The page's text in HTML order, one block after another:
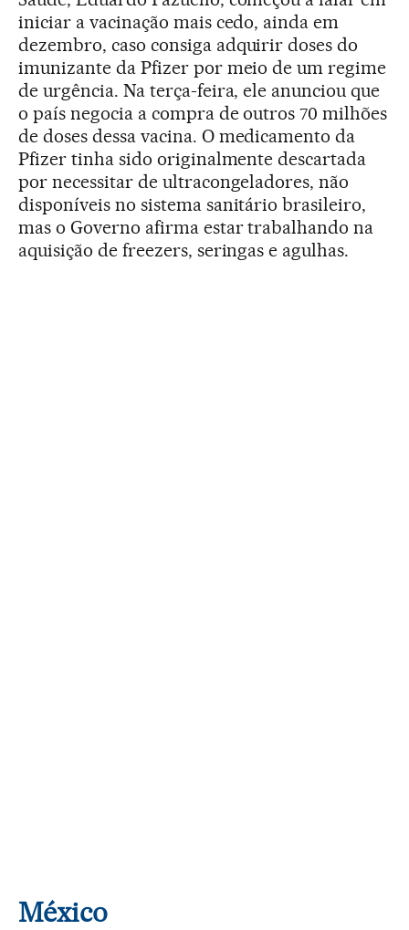
iniciar a vacinação mais cedo, ainda em
dezembro, caso consiga adquirir doses do
imunizante da Pfizer por meio de um regime
de urgência. Na terça-feira, ele anunciou que
o país negocia a compra de outros 70 milhões
de doses dessa vacina. O medicamento da
Pfizer tinha sido originalmente descartada
por necessitar de ultracongeladores, não
disponíveis no sistema sanitário brasileiro,
mas o Governo afirma estar trabalhando na
aquisição de freezers, seringas e agulhas.
México